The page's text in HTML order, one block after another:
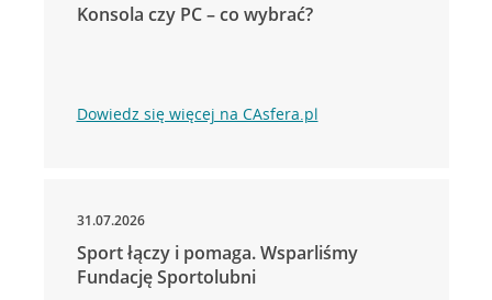
Konsola czy PC – co wybrać?
Dowiedz się więcej na CAsfera.pl
31.07.2026
Sport łączy i pomaga. Wsparliśmy
Fundację Sportolubni